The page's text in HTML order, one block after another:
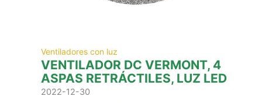
Ventiladores con luz
VENTILADOR DC VERMONT, 4
ASPAS RETRÁCTILES, LUZ LED
2022-12-30